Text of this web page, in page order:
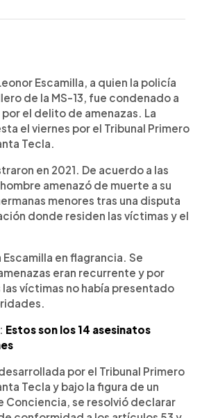
Escamilla, a quien la policía
de la MS-13, fue condenado a
el delito de amenazas. La
el viernes por el Tribunal Primero
Tecla.
en 2021. De acuerdo a las
amenazó de muerte a su
menores tras una disputa
donde residen las víctimas y el
en flagrancia. Se
eran recurrente y por
víctimas no había presentado
Estos son los 14 asesinatos
por el Tribunal Primero
Tecla y bajo la figura de un
Conciencia, se resolvió declarar